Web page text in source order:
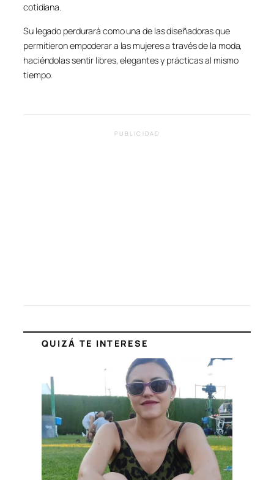
cotidiana.
Su legado perdurará como una de las diseñadoras que
permitieron empoderar a las mujeres a través de la moda,
haciéndolas sentir libres, elegantes y prácticas al mismo
tiempo.
PUBLICIDAD
QUIZÁ TE INTERESE